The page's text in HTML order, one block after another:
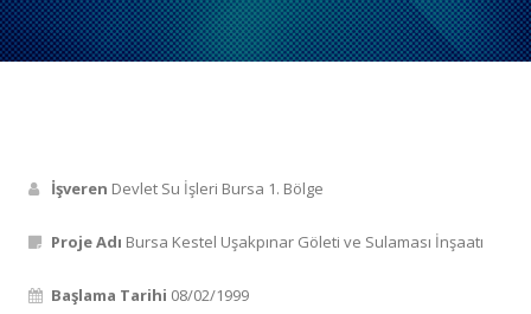
İşveren Devlet Su İşleri Bursa 1. Bölge
Proje Adı Bursa Kestel Uşakpınar Göleti ve Sulaması İnşaatı
Başlama Tarihi 08/02/1999